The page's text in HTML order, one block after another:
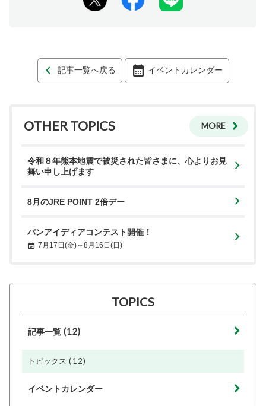
記事一覧へ戻る イベントカレンダー
OTHER TOPICS MORE
令和８年熊本地震で被災された皆さまに、心よりお見
舞い申し上げます
8月のJRE POINT 2倍デー
パンアイディアコンテスト開催！
7月17日(金)～8月16日(日)
TOPICS
記事一覧 (12)
トピックス (12)
イベントカレンダー